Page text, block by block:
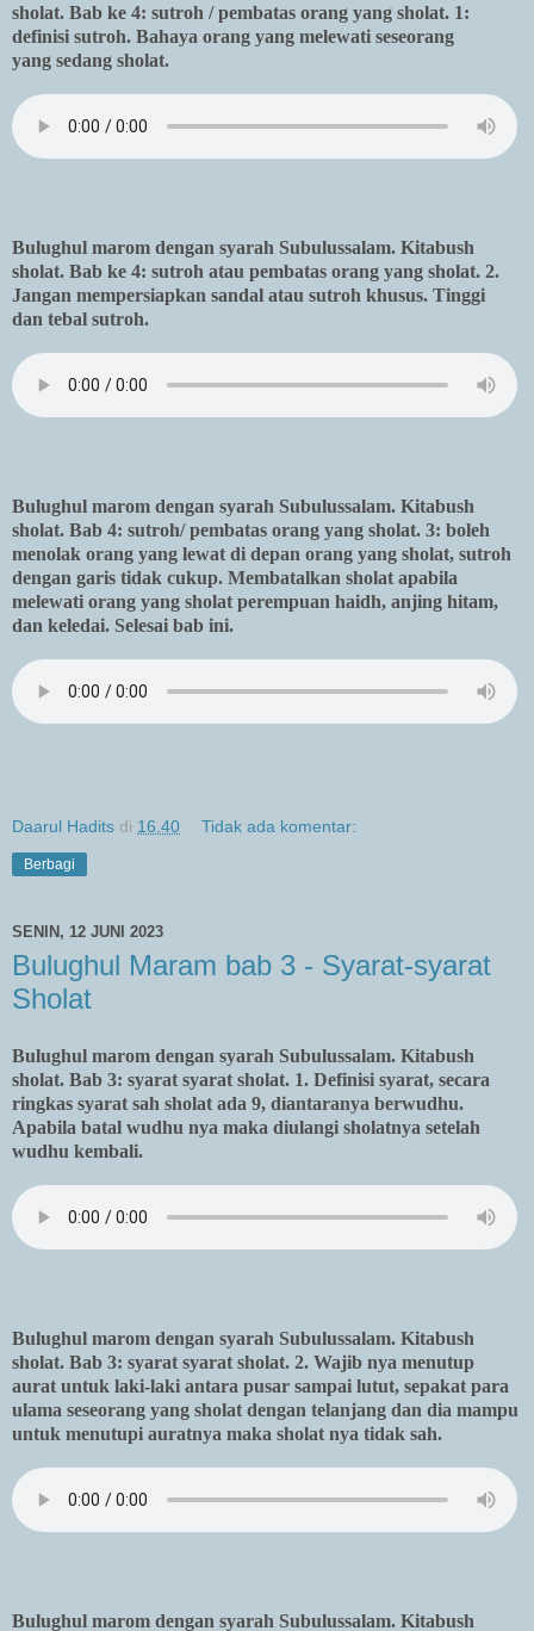
sholat. Bab ke 4: sutroh / pembatas orang yang sholat. 1:
definisi sutroh. Bahaya orang yang melewati seseorang
yang sedang sholat.
Bulughul marom dengan syarah Subulussalam. Kitabush
sholat. Bab ke 4: sutroh atau pembatas orang yang sholat. 2.
Jangan mempersiapkan sandal atau sutroh khusus. Tinggi
dan tebal sutroh.
Bulughul marom dengan syarah Subulussalam. Kitabush
sholat. Bab 4: sutroh/ pembatas orang yang sholat. 3: boleh
menolak orang yang lewat di depan orang yang sholat, sutroh
dengan garis tidak cukup. Membatalkan sholat apabila
melewati orang yang sholat perempuan haidh, anjing hitam,
dan keledai. Selesai bab ini.
Daarul Hadits di 16.40 Tidak ada komentar:
Berbagi
SENIN, 12 JUNI 2023
Bulughul Maram bab 3 - Syarat-syarat
Sholat
Bulughul marom dengan syarah Subulussalam. Kitabush
sholat. Bab 3: syarat syarat sholat. 1. Definisi syarat, secara
ringkas syarat sah sholat ada 9, diantaranya berwudhu.
Apabila batal wudhu nya maka diulangi sholatnya setelah
wudhu kembali.
Bulughul marom dengan syarah Subulussalam. Kitabush
sholat. Bab 3: syarat syarat sholat. 2. Wajib nya menutup
aurat untuk laki-laki antara pusar sampai lutut, sepakat para
ulama seseorang yang sholat dengan telanjang dan dia mampu
untuk menutupi auratnya maka sholat nya tidak sah.
Bulughul marom dengan syarah Subulussalam. Kitabush